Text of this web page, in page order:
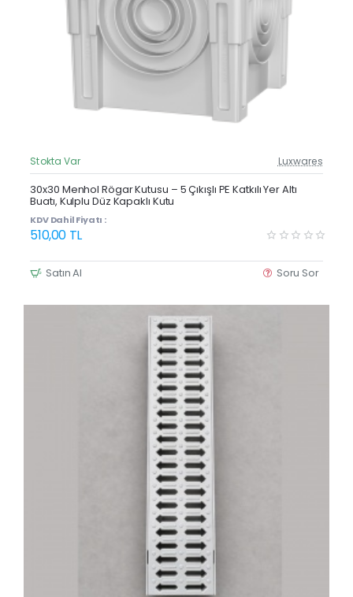
Güncel Fiyat
Yeni Ürün
Stokta Var Luxwares
30x30 Menhol Rögar Kutusu – 5 Çıkışlı PE Katkılı Yer Altı
Buatı, Kulplu Düz Kapaklı Kutu
KDV Dahil Fiyatı :
510,00 TL
Satın Al Soru Sor